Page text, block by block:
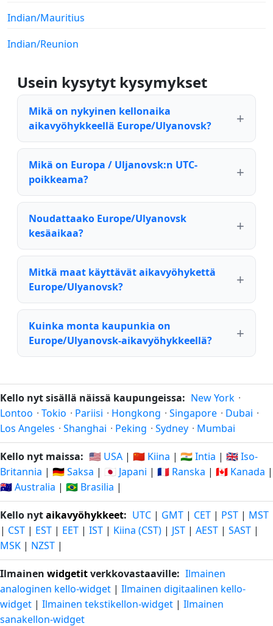
Indian/Mauritius
Indian/Reunion
Usein kysytyt kysymykset
Mikä on nykyinen kellonaika
aikavyöhykkeellä Europe/Ulyanovsk?
Mikä on Europa / Uljanovsk:n UTC-
poikkeama?
Noudattaako Europe/Ulyanovsk
kesäaikaa?
Mitkä maat käyttävät aikavyöhykettä
Europe/Ulyanovsk?
Kuinka monta kaupunkia on
Europe/Ulyanovsk-aikavyöhykkeellä?
Kello nyt sisällä näissä kaupungeissa: New York ·
Lontoo · Tokio · Pariisi · Hongkong · Singapore · Dubai ·
Los Angeles · Shanghai · Peking · Sydney · Mumbai
Kello nyt maissa: 🇺🇸 USA | 🇨🇳 Kiina | 🇮🇳 Intia | 🇬🇧 Iso-
Britannia | 🇩🇪 Saksa | 🇯🇵 Japani | 🇫🇷 Ranska | 🇨🇦 Kanada |
🇦🇺 Australia | 🇧🇷 Brasilia |
Kello nytaikavyöhykkeet: UTC | GMT | CET | PST | MST
| CST | EST | EET | IST | Kiina (CST) | JST | AEST | SAST |
MSK | NZST |
Ilmainen widgetitverkkovastaaville: Ilmainen
analoginen kello-widget | Ilmainen digitaalinen kello-
widget | Ilmainen tekstikellon-widget | Ilmainen
sanakellon-widget